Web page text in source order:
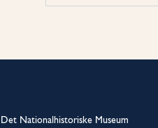
Det Nationalhistoriske Museum